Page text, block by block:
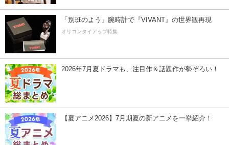
「別班のよう」腕時計で『VIVANT』の世界観再現
オリコンタイアップ特集
2026年7月夏ドラマも、注目作＆話題作が勢ぞろい！
【夏アニメ2026】7月期夏の新アニメを一挙紹介！